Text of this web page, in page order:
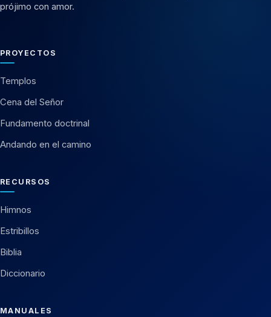
prójimo con amor.
PROYECTOS
Templos
Cena del Señor
Fundamento doctrinal
Andando en el camino
RECURSOS
Himnos
Estribillos
Biblia
Diccionario
MANUALES